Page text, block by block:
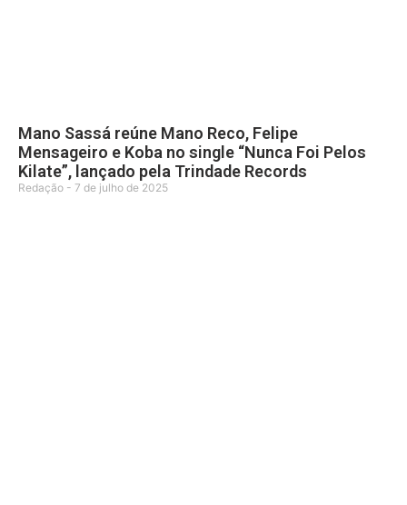
Mano Sassá reúne Mano Reco, Felipe
Mensageiro e Koba no single “Nunca Foi Pelos
Kilate”, lançado pela Trindade Records
Redação 7 de julho de 2025